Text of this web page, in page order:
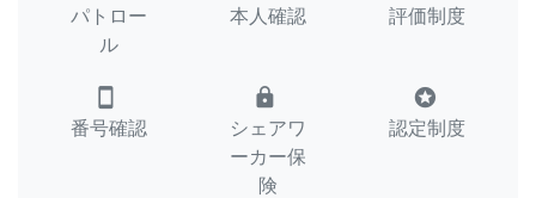
パトロー
ル
本人確認 評価制度
smartphone
番号確認
lock
シェアワ
ーカー保
険
stars
認定制度